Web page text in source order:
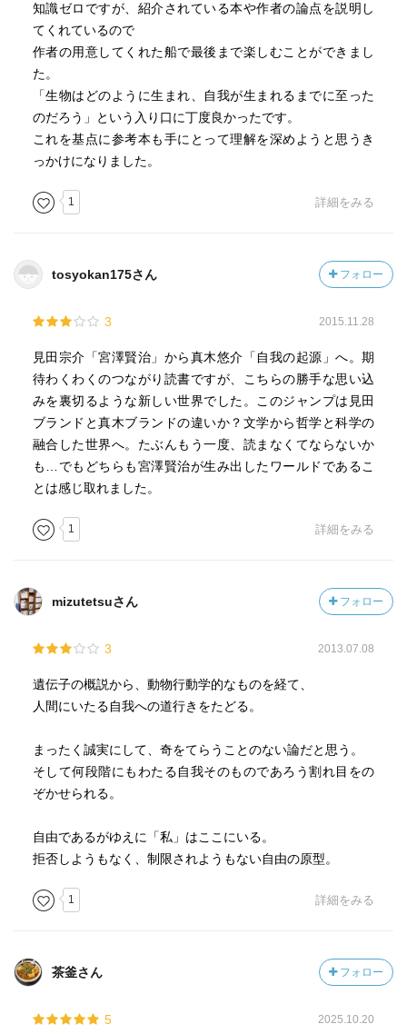
知識ゼロですが、紹介されている本や作者の論点を説明し
てくれているので
作者の用意してくれた船で最後まで楽しむことができまし
た。
「生物はどのように生まれ、自我が生まれるまでに至った
のだろう」という入り口に丁度良かったです。
これを基点に参考本も手にとって理解を深めようと思うき
っかけになりました。
1 詳細をみる
tosyokan175さん フォロー
3 2015.11.28
見田宗介「宮澤賢治」から真木悠介「自我の起源」へ。期
待わくわくのつながり読書ですが、こちらの勝手な思い込
みを裏切るような新しい世界でした。このジャンプは見田
ブランドと真木ブランドの違いか？文学から哲学と科学の
融合した世界へ。たぶんもう一度、読まなくてならないか
も…でもどちらも宮澤賢治が生み出したワールドであるこ
とは感じ取れました。
1 詳細をみる
mizutetsuさん フォロー
3 2013.07.08
遺伝子の概説から、動物行動学的なものを経て、
人間にいたる自我への道行きをたどる。
まったく誠実にして、奇をてらうことのない論だと思う。
そして何段階にもわたる自我そのものであろう割れ目をの
ぞかせられる。
自由であるがゆえに「私」はここにいる。
拒否しようもなく、制限されようもない自由の原型。
1 詳細をみる
茶釜さん フォロー
5 2025.10.20